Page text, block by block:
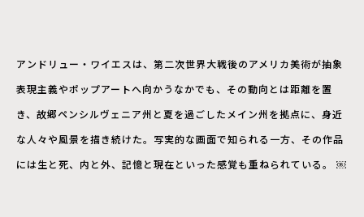
アンドリュー・ワイエスは、第二次世界大戦後のアメリカ美術が抽象
表現主義やポップアートへ向かうなかでも、その動向とは距離を置
き、故郷ペンシルヴェニア州と夏を過ごしたメイン州を拠点に、身近
な人々や風景を描き続けた。写実的な画面で知られる一方、その作品
には生と死、内と外、記憶と現在といった感覚も重ねられている。 ￼